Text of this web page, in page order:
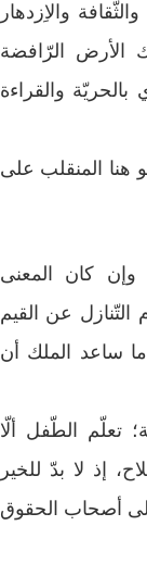
والاِزدهار
الأرض الرّافضة
بالحريّة والقراءة
هنا المنقلب على
وإن كان المعنى
عن القيم
ساعد الملك أن
تعلّم الطّفل ألّا
إذ لا بدّ للخير
إلى أصحاب الحقوق